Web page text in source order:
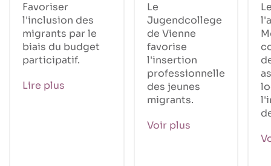
Favoriser
l'inclusion des
migrants par le
biais du budget
participatif.
Lire plus
Le
Jugendcollege
de Vienne
favorise
l'insertion
professionnelle
des jeunes
migrants.
Voir plus